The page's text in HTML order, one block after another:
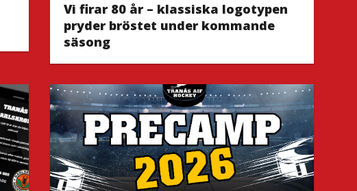
Vi firar 80 år – klassiska logotypen
pryder bröstet under kommande
säsong